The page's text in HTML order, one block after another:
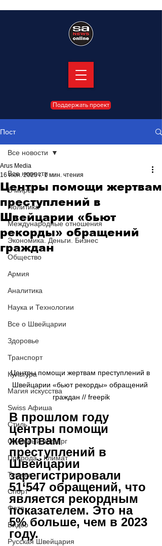
Поддержать проект
Пост
Все новости
В мире
Политика
Международные отношения
Экономика. Деньги. Бизнес
Общество
Армия
Аналитика
Наука и Технологии
Все о Швейцарии
Здоровье
Транспорт
Культура
Магия искусства
Swiss Афиша
Стиль
Стильный четверг
Природа - Климат
Туризм
Спорт
Фото
Видео
Русская Швейцария
Все новости
Центры помощи жертвам
преступлений в
Швейцарии «бьют
рекорды» обращений
граждан
Arus Media
16 июн. 2025 г. 1 мин. чтения
Центры помощи жертвам преступлений в
Швейцарии «бьют рекорды» обращений
граждан // freepik
В прошлом году
центры помощи
жертвам
преступлений в
Швейцарии
зарегистрировали
51‘547 обращений, что
является рекордным
показателем. Это на
5% больше, чем в 2023
году.